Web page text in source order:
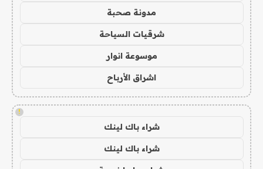
مدونة صحبة
شرقيات السياحة
موسوعة انوار
اشراق الأرباح
!
شراء باك لينك
شراء باك لينك